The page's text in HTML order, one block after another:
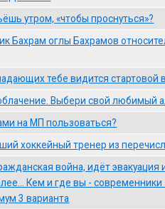
утром, «чтобы проснуться»?
Бахрам оглы Бахрамов
тебе видится стартовой
Выбери свой любимый
на МП пользоваться?
хоккейный тренер из
война, идёт
Кем и где вы - современники
3 варианта